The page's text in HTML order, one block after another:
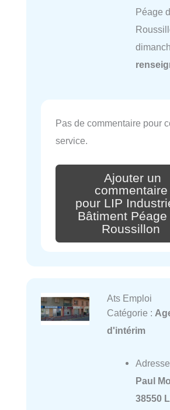
Péage
Pas de commentaire pour
service.
Ajouter un
commentaire
pour LIP
Bâtiment Péage
Roussillon
Ats Emploi
Catégorie :
d'intérim
Paul
38550